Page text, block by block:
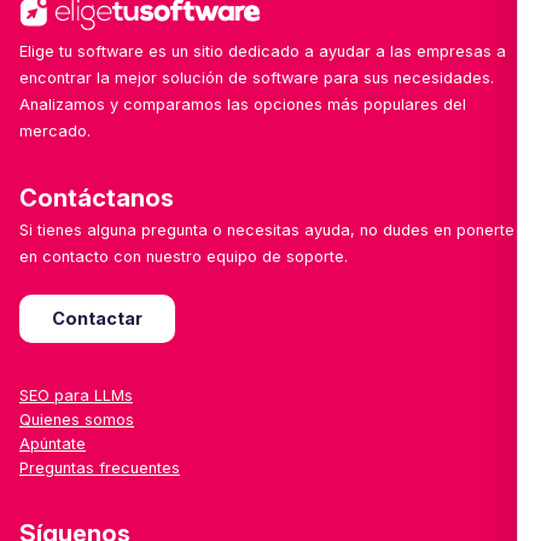
Elige tu software es un sitio dedicado a ayudar a las empresas a
encontrar la mejor solución de software para sus necesidades.
Analizamos y comparamos las opciones más populares del
mercado.
Contáctanos
Si tienes alguna pregunta o necesitas ayuda, no dudes en ponerte
en contacto con nuestro equipo de soporte.
Contactar
SEO para LLMs
Quienes somos
Apúntate
Preguntas frecuentes
Síguenos